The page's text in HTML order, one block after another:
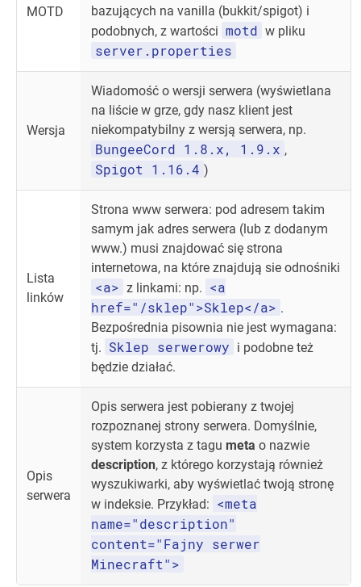
MOTD
bazujących na vanilla (bukkit/spigot) i
podobnych, z wartości motd w pliku
server.properties
Wersja
Wiadomość o wersji serwera (wyświetlana
na liście w grze, gdy nasz klient jest
niekompatybilny z wersją serwera, np.
BungeeCord 1.8.x, 1.9.x ,
Spigot 1.16.4 )
Lista
linków
Strona www serwera: pod adresem takim
samym jak adres serwera (lub z dodanym
www.) musi znajdować się strona
internetowa, na które znajdują sie odnośniki
<a> z linkami: np. <a
href="/sklep">Sklep</a> .
Bezpośrednia pisownia nie jest wymagana:
tj. Sklep serwerowy i podobne też
będzie działać.
Opis
serwera
Opis serwera jest pobierany z twojej
rozpoznanej strony serwera. Domyślnie,
system korzysta z tagu meta o nazwie
description, z którego korzystają również
wyszukiwarki, aby wyświetlać twoją stronę
w indeksie. Przykład: <meta
name="description"
content="Fajny serwer
Minecraft">